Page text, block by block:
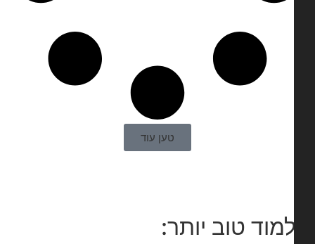
טען עוד
טוב יותר: